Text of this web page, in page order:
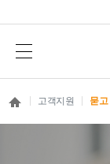
고객지원 묻고